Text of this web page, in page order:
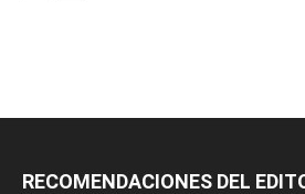
RECOMENDACIONES DEL